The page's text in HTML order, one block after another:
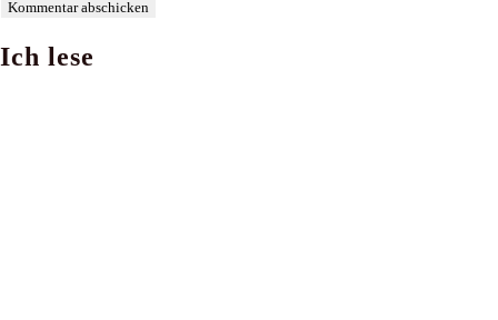
ein
Kommentieren
(optional)
Ich lese